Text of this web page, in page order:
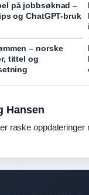
på jobbsøknad –
og ChatGPT-bruk
– norske
tittel og
Hansen
raske oppdateringer